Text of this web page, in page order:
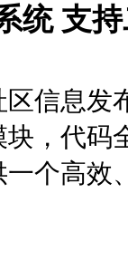
统 支
信息发
，代码
个高效